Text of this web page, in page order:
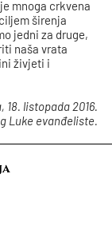
mnoga crkvena
širenja
jedni za druge,
naša vrata
živjeti i
18. listopada 2016.
Luke evanđeliste.